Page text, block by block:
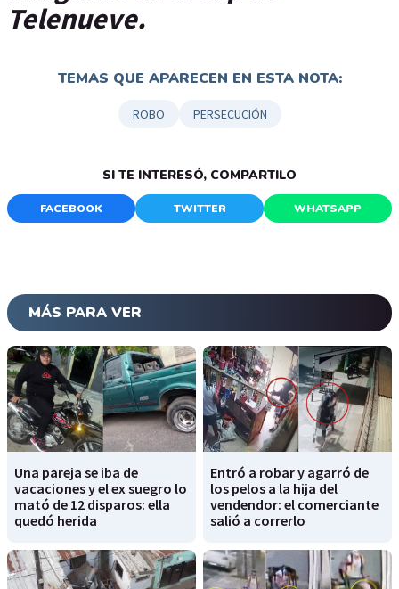
Telenueve.
TEMAS QUE APARECEN EN ESTA NOTA:
ROBO PERSECUCIÓN
SI TE INTERESÓ, COMPARTILO
FACEBOOK TWITTER WHATSAPP
MÁS PARA VER
Una pareja se iba de
vacaciones y el ex suegro lo
mató de 12 disparos: ella
quedó herida
Entró a robar y agarró de
los pelos a la hija del
vendendor: el comerciante
salió a correrlo